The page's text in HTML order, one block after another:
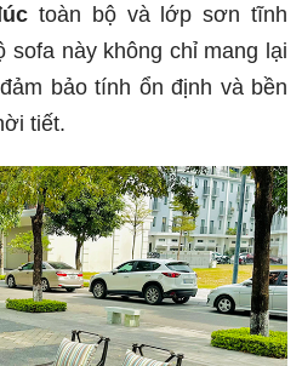
toàn bộ và lớp sơn tĩnh
sofa này không chỉ mang lại
bảo tính ổn định và bền
tiết.